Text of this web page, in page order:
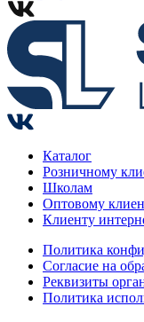
Каталог
Розничному
Школам
Оптовому
Клиенту
Политика
Согласие на
Реквизиты
Политика